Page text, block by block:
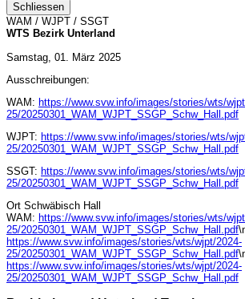
Schliessen
WAM / WJPT / SSGT
WTS Bezirk Unterland
Samstag, 01. März 2025
Ausschreibungen:
WAM: https://www.svw.info/images/stories/wts/
25/20250301_WAM_WJPT_SSGP_Schw_Hall.pdf
WJPT: https://www.svw.info/images/stories/wts/
25/20250301_WAM_WJPT_SSGP_Schw_Hall.pdf
SSGT: https://www.svw.info/images/stories/wts/
25/20250301_WAM_WJPT_SSGP_Schw_Hall.pdf
Ort Schwäbisch Hall
WAM: https://www.svw.info/images/stories/wts/
25/20250301_WAM_WJPT_SSGP_Schw_Hall.pdf
https://www.svw.info/images/stories/wts/wjpt/2024-
25/20250301_WAM_WJPT_SSGP_Schw_Hall.pdf
https://www.svw.info/images/stories/wts/wjpt/2024-
25/20250301_WAM_WJPT_SSGP_Schw_Hall.pdf